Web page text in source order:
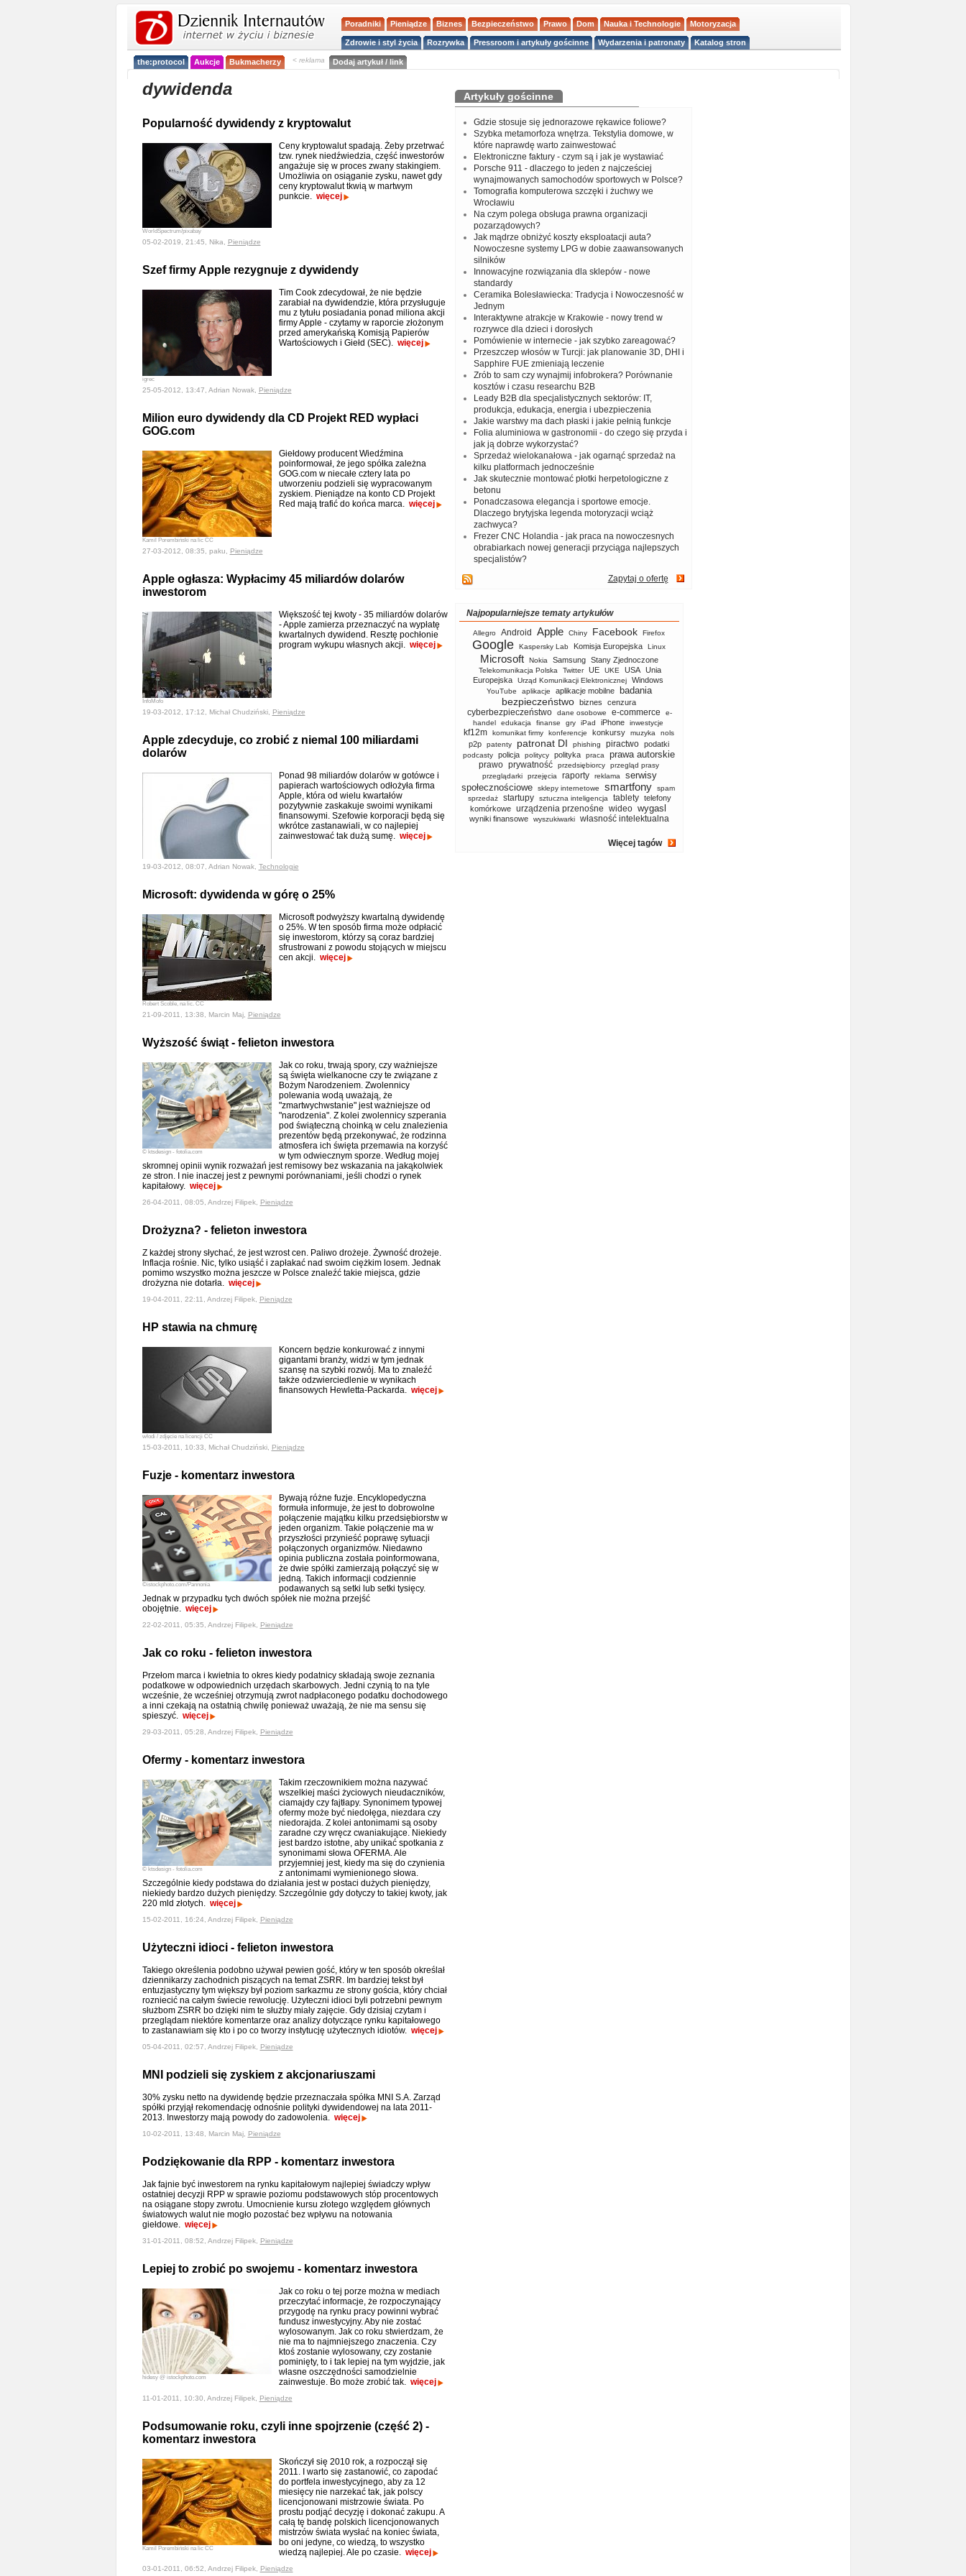
Poradniki Pieniądze Biznes Bezpieczeństwo Prawo Dom Nauka i Technologie Motoryzacja
Zdrowie i styl życia Rozrywka Pressroom i artykuły gościnne Wydarzenia i patronaty Katalog stron
the:protocol Aukcje Bukmacherzy < reklama Dodaj artykuł / link
dywidenda
Popularność dywidendy z kryptowalut
WorldSpectrum/pixabay
Ceny kryptowalut spadają. Żeby przetrwać
tzw. rynek niedźwiedzia, część inwestorów
angażuje się w proces zwany stakingiem.
Umożliwia on osiąganie zysku, nawet gdy
ceny kryptowalut tkwią w martwym
punkcie. więcej
05-02-2019, 21:45, Nika, Pieniądze
Szef firmy Apple rezygnuje z dywidendy
igrec
Tim Cook zdecydował, że nie będzie
zarabiał na dywidendzie, która przysługuje
mu z tytułu posiadania ponad miliona akcji
firmy Apple - czytamy w raporcie złożonym
przed amerykańską Komisją Papierów
Wartościowych i Giełd (SEC). więcej
25-05-2012, 13:47, Adrian Nowak, Pieniądze
Milion euro dywidendy dla CD Projekt RED wypłaci
GOG.com
Kamil Porembiński na lic CC
Giełdowy producent Wiedźmina
poinformował, że jego spółka zależna
GOG.com w niecałe cztery lata po
utworzeniu podzieli się wypracowanym
zyskiem. Pieniądze na konto CD Projekt
Red mają trafić do końca marca. więcej
27-03-2012, 08:35, paku, Pieniądze
Apple ogłasza: Wypłacimy 45 miliardów dolarów
inwestorom
InfoMofo
Większość tej kwoty - 35 miliardów dolarów
- Apple zamierza przeznaczyć na wypłatę
kwartalnych dywidend. Resztę pochłonie
program wykupu własnych akcji. więcej
19-03-2012, 17:12, Michał Chudziński, Pieniądze
Apple zdecyduje, co zrobić z niemal 100 miliardami
dolarów
Ponad 98 miliardów dolarów w gotówce i
papierach wartościowych odłożyła firma
Apple, która od wielu kwartałów
pozytywnie zaskakuje swoimi wynikami
finansowymi. Szefowie korporacji będą się
wkrótce zastanawiali, w co najlepiej
zainwestować tak dużą sumę. więcej
19-03-2012, 08:07, Adrian Nowak, Technologie
Microsoft: dywidenda w górę o 25%
Robert Scoble, na lic. CC
Microsoft podwyższy kwartalną dywidendę
o 25%. W ten sposób firma może odpłacić
się inwestorom, którzy są coraz bardziej
sfrustrowani z powodu stojących w miejscu
cen akcji. więcej
21-09-2011, 13:38, Marcin Maj, Pieniądze
Wyższość świąt - felieton inwestora
© ktsdesign - fotolia.com
Jak co roku, trwają spory, czy ważniejsze
są święta wielkanocne czy te związane z
Bożym Narodzeniem. Zwolennicy
polewania wodą uważają, że
"zmartwychwstanie" jest ważniejsze od
"narodzenia". Z kolei zwolennicy szperania
pod świąteczną choinką w celu znalezienia
prezentów będą przekonywać, że rodzinna
atmosfera ich święta przemawia na korzyść
w tym odwiecznym sporze. Według mojej
skromnej opinii wynik rozważań jest remisowy bez wskazania na jakąkolwiek
ze stron. I nie inaczej jest z pewnymi porównaniami, jeśli chodzi o rynek
kapitałowy. więcej
26-04-2011, 08:05, Andrzej Filipek, Pieniądze
Drożyzna? - felieton inwestora
Z każdej strony słychać, że jest wzrost cen. Paliwo drożeje. Żywność drożeje.
Inflacja rośnie. Nic, tylko usiąść i zapłakać nad swoim ciężkim losem. Jednak
pomimo wszystko można jeszcze w Polsce znaleźć takie miejsca, gdzie
drożyzna nie dotarła. więcej
19-04-2011, 22:11, Andrzej Filipek, Pieniądze
HP stawia na chmurę
włodi / zdjęcie na licencji CC
Koncern będzie konkurować z innymi
gigantami branży, widzi w tym jednak
szansę na szybki rozwój. Ma to znaleźć
także odzwierciedlenie w wynikach
finansowych Hewletta-Packarda. więcej
15-03-2011, 10:33, Michał Chudziński, Pieniądze
Fuzje - komentarz inwestora
©istockphoto.com/Pannonia
Bywają różne fuzje. Encyklopedyczna
formuła informuje, że jest to dobrowolne
połączenie majątku kilku przedsiębiorstw w
jeden organizm. Takie połączenie ma w
przyszłości przynieść poprawę sytuacji
połączonych organizmów. Niedawno
opinia publiczna została poinformowana,
że dwie spółki zamierzają połączyć się w
jedną. Takich informacji codziennie
podawanych są setki lub setki tysięcy.
Jednak w przypadku tych dwóch spółek nie można przejść
obojętnie. więcej
22-02-2011, 05:35, Andrzej Filipek, Pieniądze
Jak co roku - felieton inwestora
Przełom marca i kwietnia to okres kiedy podatnicy składają swoje zeznania
podatkowe w odpowiednich urzędach skarbowych. Jedni czynią to na tyle
wcześnie, że wcześniej otrzymują zwrot nadpłaconego podatku dochodowego
a inni czekają na ostatnią chwilę ponieważ uważają, że nie ma sensu się
spieszyć. więcej
29-03-2011, 05:28, Andrzej Filipek, Pieniądze
Ofermy - komentarz inwestora
© ktsdesign - fotolia.com
Takim rzeczownikiem można nazywać
wszelkiej maści życiowych nieudaczników,
ciamajdy czy fajtłapy. Synonimem typowej
ofermy może być niedołęga, niezdara czy
niedorajda. Z kolei antonimami są osoby
zaradne czy wręcz cwaniakujące. Niekiedy
jest bardzo istotne, aby unikać spotkania z
synonimami słowa OFERMA. Ale
przyjemniej jest, kiedy ma się do czynienia
z antonimami wymienionego słowa.
Szczególnie kiedy podstawa do działania jest w postaci dużych pieniędzy,
niekiedy bardzo dużych pieniędzy. Szczególnie gdy dotyczy to takiej kwoty, jak
220 mld złotych. więcej
15-02-2011, 16:24, Andrzej Filipek, Pieniądze
Użyteczni idioci - felieton inwestora
Takiego określenia podobno używał pewien gość, który w ten sposób określał
dziennikarzy zachodnich piszących na temat ZSRR. Im bardziej tekst był
entuzjastyczny tym większy był poziom sarkazmu ze strony gościa, który chciał
rozniecić na całym świecie rewolucję. Użyteczni idioci byli potrzebni pewnym
służbom ZSRR bo dzięki nim te służby miały zajęcie. Gdy dzisiaj czytam i
przeglądam niektóre komentarze oraz analizy dotyczące rynku kapitałowego
to zastanawiam się kto i po co tworzy instytucję użytecznych idiotów. więcej
05-04-2011, 02:57, Andrzej Filipek, Pieniądze
MNI podzieli się zyskiem z akcjonariuszami
30% zysku netto na dywidendę będzie przeznaczała spółka MNI S.A. Zarząd
spółki przyjął rekomendację odnośnie polityki dywidendowej na lata 2011-
2013. Inwestorzy mają powody do zadowolenia. więcej
10-02-2011, 13:48, Marcin Maj, Pieniądze
Podziękowanie dla RPP - komentarz inwestora
Jak fajnie być inwestorem na rynku kapitałowym najlepiej świadczy wpływ
ostatniej decyzji RPP w sprawie poziomu podstawowych stóp procentowych
na osiągane stopy zwrotu. Umocnienie kursu złotego względem głównych
światowych walut nie mogło pozostać bez wpływu na notowania
giełdowe. więcej
31-01-2011, 08:52, Andrzej Filipek, Pieniądze
Lepiej to zrobić po swojemu - komentarz inwestora
hidesy @ istockphoto.com
Jak co roku o tej porze można w mediach
przeczytać informacje, że rozpoczynający
przygodę na rynku pracy powinni wybrać
fundusz inwestycyjny. Aby nie zostać
wylosowanym. Jak co roku stwierdzam, że
nie ma to najmniejszego znaczenia. Czy
ktoś zostanie wylosowany, czy zostanie
pominięty, to i tak lepiej na tym wyjdzie, jak
własne oszczędności samodzielnie
zainwestuje. Bo może zrobić tak. więcej
11-01-2011, 10:30, Andrzej Filipek, Pieniądze
Podsumowanie roku, czyli inne spojrzenie (część 2) -
komentarz inwestora
Kamil Porembiński na lic CC
Skończył się 2010 rok, a rozpoczął się
2011. I warto się zastanowić, co zapodać
do portfela inwestycyjnego, aby za 12
miesięcy nie narzekać tak, jak polscy
licencjonowani mistrzowie świata. Po
prostu podjąć decyzję i dokonać zakupu. A
całą tę bandę polskich licencjonowanych
mistrzów świata wysłać na koniec świata,
bo oni jedyne, co wiedzą, to wszystko
wiedzą najlepiej. Ale po czasie. więcej
03-01-2011, 06:52, Andrzej Filipek, Pieniądze
Artykuły gościnne
Gdzie stosuje się jednorazowe rękawice foliowe?
Szybka metamorfoza wnętrza. Tekstylia domowe, w
które naprawdę warto zainwestować
Elektroniczne faktury - czym są i jak je wystawiać
Porsche 911 - dlaczego to jeden z najcześciej
wynajmowanych samochodów sportowych w Polsce?
Tomografia komputerowa szczęki i żuchwy we
Wrocławiu
Na czym polega obsługa prawna organizacji
pozarządowych?
Jak mądrze obniżyć koszty eksploatacji auta?
Nowoczesne systemy LPG w dobie zaawansowanych
silników
Innowacyjne rozwiązania dla sklepów - nowe
standardy
Ceramika Bolesławiecka: Tradycja i Nowoczesność w
Jednym
Interaktywne atrakcje w Krakowie - nowy trend w
rozrywce dla dzieci i dorosłych
Pomówienie w internecie - jak szybko zareagować?
Przeszczep włosów w Turcji: jak planowanie 3D, DHI i
Sapphire FUE zmieniają leczenie
Zrób to sam czy wynajmij infobrokera? Porównanie
kosztów i czasu researchu B2B
Leady B2B dla specjalistycznych sektorów: IT,
produkcja, edukacja, energia i ubezpieczenia
Jakie warstwy ma dach płaski i jakie pełnią funkcje
Folia aluminiowa w gastronomii - do czego się przyda i
jak ją dobrze wykorzystać?
Sprzedaż wielokanałowa - jak ogarnąć sprzedaż na
kilku platformach jednocześnie
Jak skutecznie montować płotki herpetologiczne z
betonu
Ponadczasowa elegancja i sportowe emocje.
Dlaczego brytyjska legenda motoryzacji wciąż
zachwyca?
Frezer CNC Holandia - jak praca na nowoczesnych
obrabiarkach nowej generacji przyciąga najlepszych
specjalistów?
Zapytaj o ofertę
Najpopularniejsze tematy artykułów
Allegro Android Apple Chiny Facebook Firefox
Google Kaspersky Lab Komisja Europejska Linux
Microsoft Nokia Samsung Stany Zjednoczone
Telekomunikacja Polska Twitter UE UKE USA
Unia
Europejska
Urząd Komunikacji Elektronicznej Windows
YouTube aplikacje aplikacje mobilne badania
bezpieczeństwo biznes cenzura
cyberbezpieczeństwo dane osobowe e-commerce
e-
handel
edukacja finanse gry iPad iPhone inwestycje
kf12m komunikat firmy konferencje konkursy muzyka nols
p2p patenty patronat DI phishing piractwo podatki
podcasty policja politycy polityka praca prawa autorskie
prawo prywatność przedsiębiorcy
przegląd prasy
przeglądarki
przejęcia raporty reklama
serwisy
społecznościowe
sklepy internetowe smartfony
spam
sprzedaż
startupy sztuczna inteligencja tablety telefony
komórkowe urządzenia przenośne wideo wygasl
wyniki finansowe wyszukiwarki własność intelektualna
Więcej tagów